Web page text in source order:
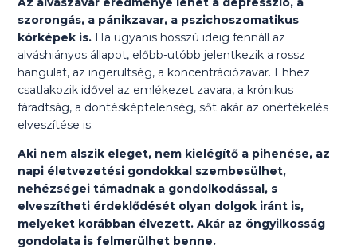
szorongás, a pánikzavar, a pszichoszomatikus
kórképek is. Ha ugyanis hosszú ideig fennáll az
alváshiányos állapot, előbb-utóbb jelentkezik a rossz
hangulat, az ingerültség, a koncentrációzavar. Ehhez
csatlakozik idővel az emlékezet zavara, a krónikus
fáradtság, a döntésképtelenség, sőt akár az önértékelés
elveszítése is.
Aki nem alszik eleget, nem kielégítő a pihenése, az
napi életvezetési gondokkal szembesülhet,
nehézségei támadnak a gondolkodással, s
elveszítheti érdeklődését olyan dolgok iránt is,
melyeket korábban élvezett. Akár az öngyilkosság
gondolata is felmerülhet benne.